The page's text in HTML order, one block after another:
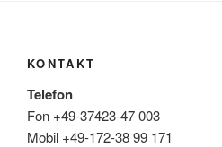
KONTAKT
Telefon
Fon +49-37423-47 003
Mobil +49-172-38 99 171